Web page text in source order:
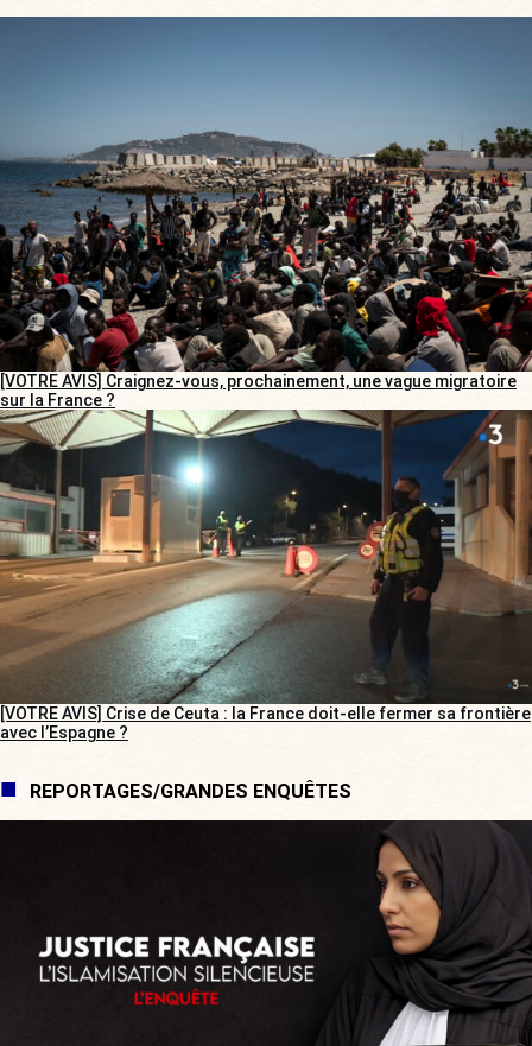
[VOTRE AVIS] Craignez-vous, prochainement, une vague migratoire
sur la France ?
[VOTRE AVIS] Crise de Ceuta : la France doit-elle fermer sa frontière
avec l’Espagne ?
REPORTAGES/GRANDES ENQUÊTES